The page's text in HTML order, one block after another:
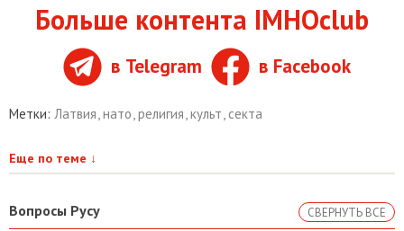
Больше контента IMHOclub
в Telegram в Facebook
Метки: Латвия нато религия культ секта
Еще по теме ↓
Вопросы Русу СВЕРНУТЬ ВСЕ